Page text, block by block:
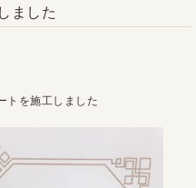
ました
を施工しました